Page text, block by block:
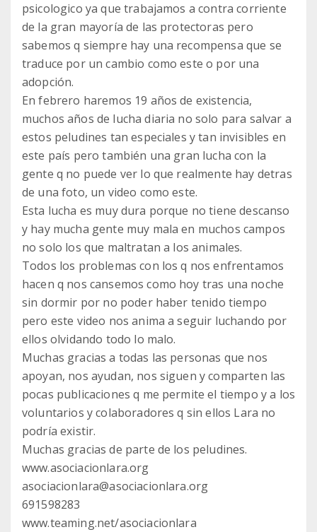
psicologico ya que trabajamos a contra corriente
de la gran mayoría de las protectoras pero
sabemos q siempre hay una recompensa que se
traduce por un cambio como este o por una
adopción.
En febrero haremos 19 años de existencia,
muchos años de lucha diaria no solo para salvar a
estos peludines tan especiales y tan invisibles en
este país pero también una gran lucha con la
gente q no puede ver lo que realmente hay detras
de una foto, un video como este.
Esta lucha es muy dura porque no tiene descanso
y hay mucha gente muy mala en muchos campos
no solo los que maltratan a los animales.
Todos los problemas con los q nos enfrentamos
hacen q nos cansemos como hoy tras una noche
sin dormir por no poder haber tenido tiempo
pero este video nos anima a seguir luchando por
ellos olvidando todo lo malo.
Muchas gracias a todas las personas que nos
apoyan, nos ayudan, nos siguen y comparten las
pocas publicaciones q me permite el tiempo y a los
voluntarios y colaboradores q sin ellos Lara no
podría existir.
Muchas gracias de parte de los peludines.
www.asociacionlara.org
asociacionlara@asociacionlara.org
691598283
www.teaming.net/asociacionlara